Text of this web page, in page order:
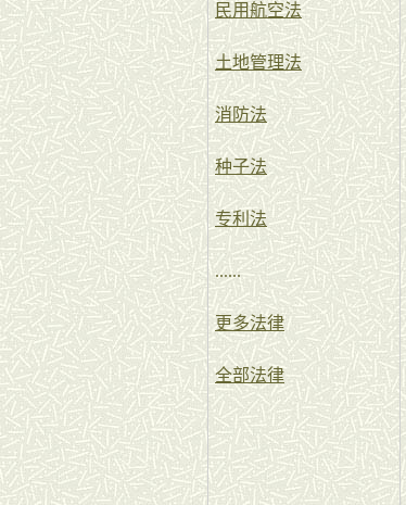
民用航空法
土地管理法
消防法
种子法
专利法
......
更多法律
全部法律